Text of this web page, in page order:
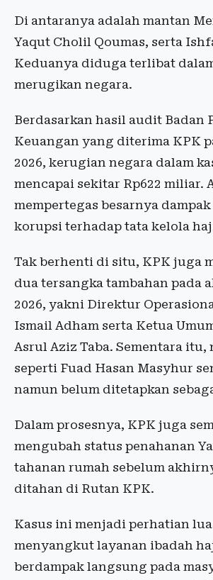
Di antaranya adalah mantan
Yaqut Cholil Qoumas, serta
Keduanya diduga terlibat
merugikan negara.
Berdasarkan hasil audit Badan
Keuangan yang diterima KPK
2026, kerugian negara dalam
mencapai sekitar Rp622 miliar.
mempertegas besarnya
korupsi terhadap tata kelola
Tak berhenti di situ, KPK juga
dua tersangka tambahan pada
2026, yakni Direktur
Ismail Adham serta Ketua
Asrul Aziz Taba. Sementara itu,
seperti Fuad Hasan Masyhur
namun belum ditetapkan
Dalam prosesnya, KPK juga
mengubah status penahanan
tahanan rumah sebelum
ditahan di Rutan KPK.
Kasus ini menjadi perhatian
menyangkut layanan ibadah
berdampak langsung pada